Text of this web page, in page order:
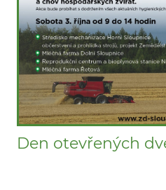
Den otevřených